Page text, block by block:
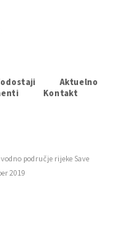
Aktuelno
Kontakt
područje rijeke Save
2019